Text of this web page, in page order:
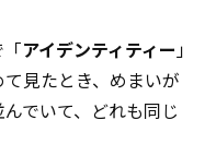
アイデンティティー」
見たとき、めまいが
でいて、どれも同じ